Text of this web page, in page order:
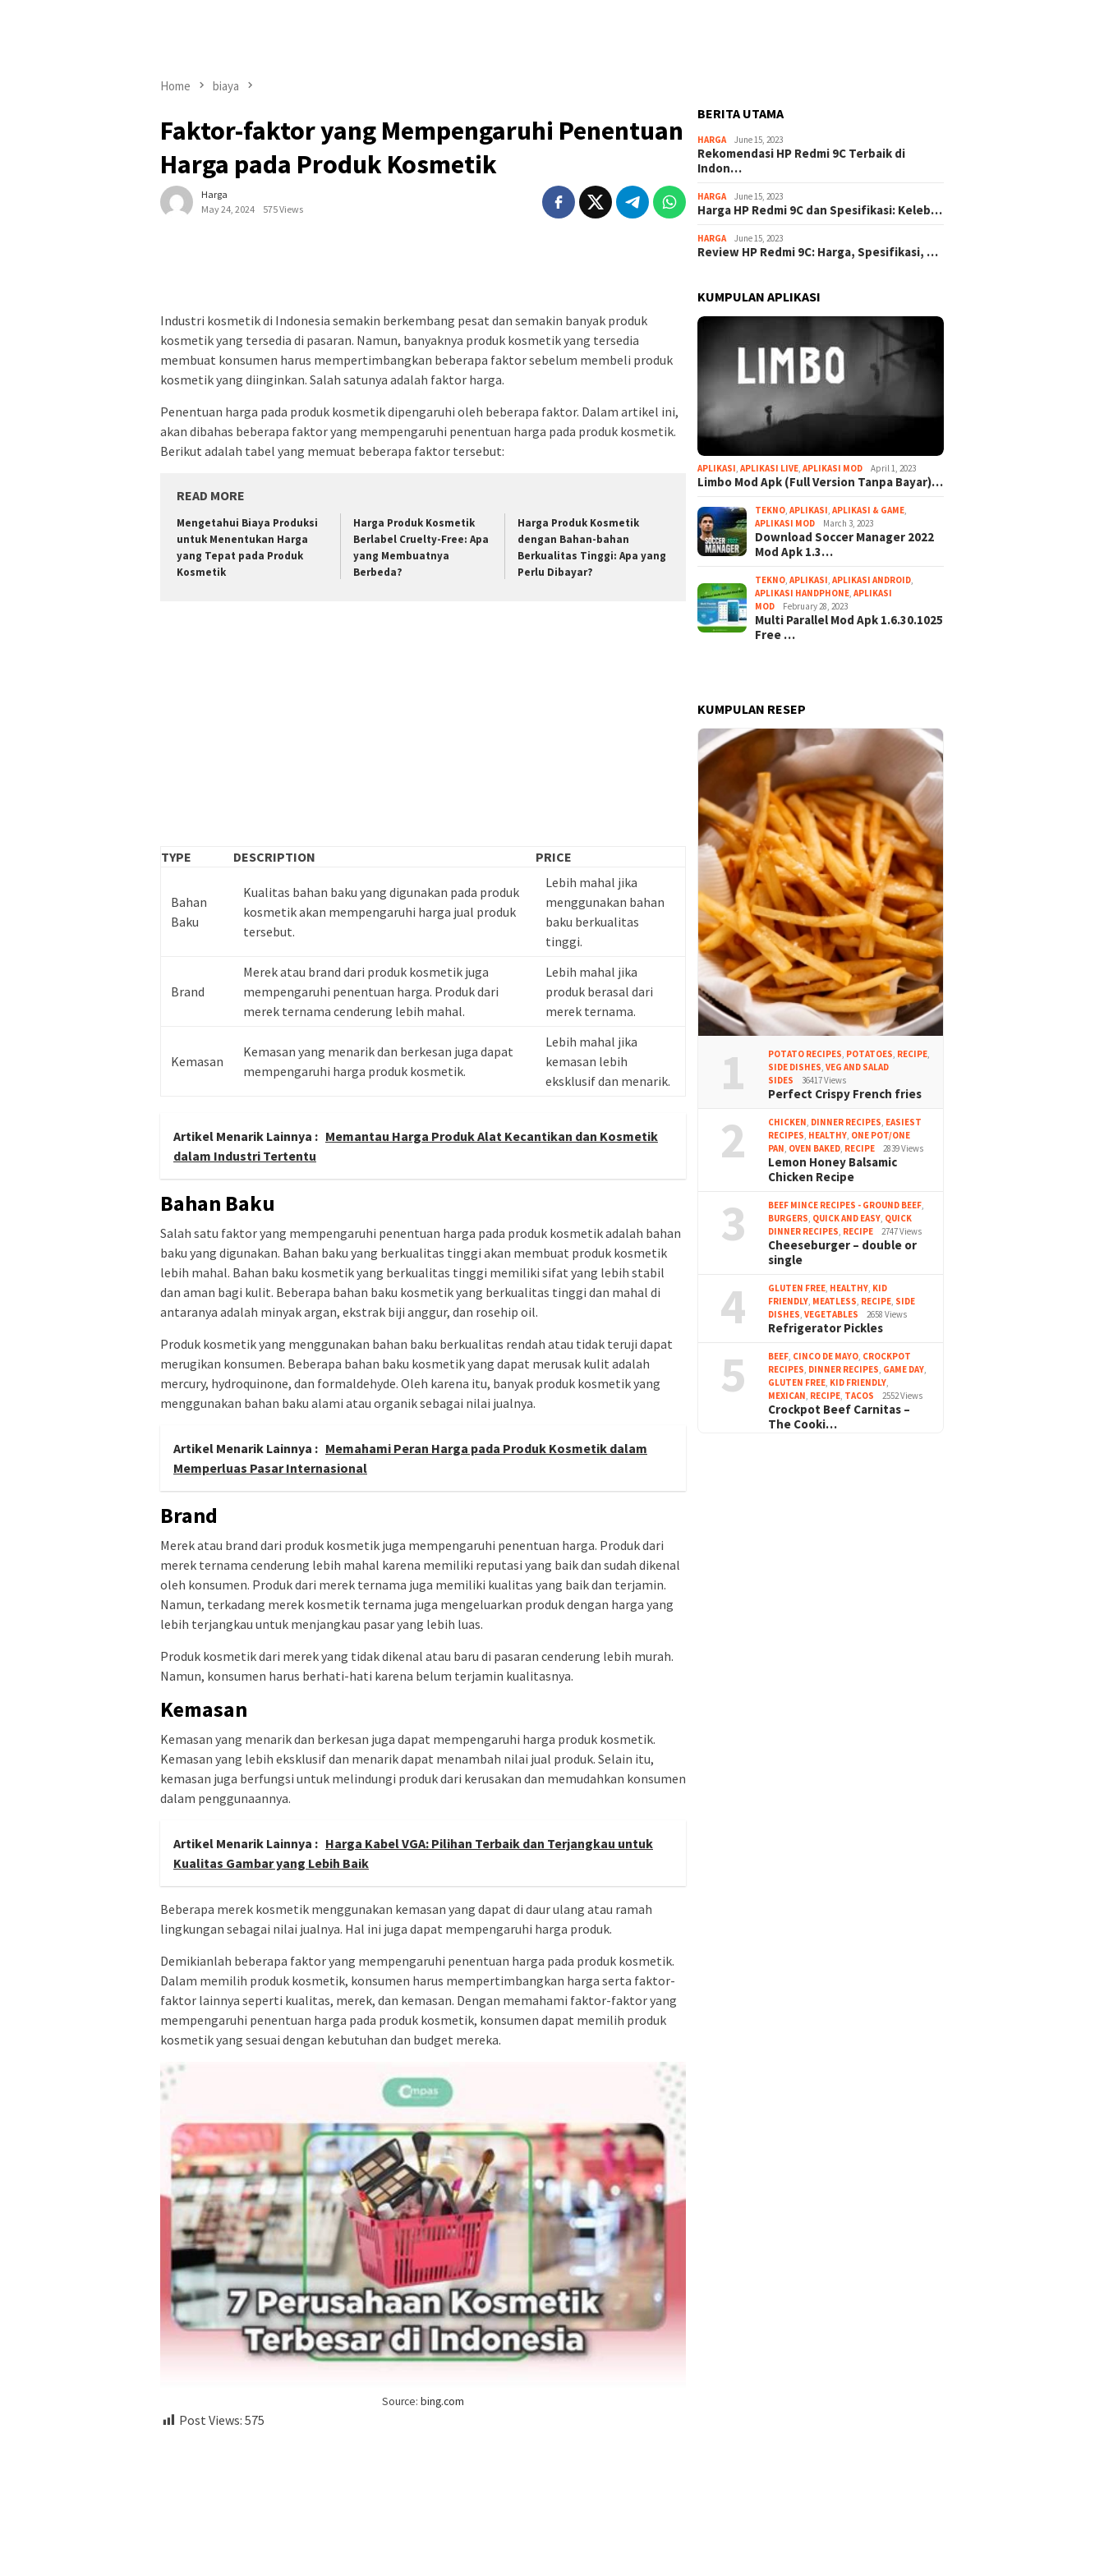
Home biaya
Faktor-faktor yang Mempengaruhi Penentuan
Harga pada Produk Kosmetik
Harga
May 24, 2024
575 Views
Industri kosmetik di Indonesia semakin berkembang pesat dan semakin banyak produk
kosmetik yang tersedia di pasaran. Namun, banyaknya produk kosmetik yang tersedia
membuat konsumen harus mempertimbangkan beberapa faktor sebelum membeli produk
kosmetik yang diinginkan. Salah satunya adalah faktor harga.
Penentuan harga pada produk kosmetik dipengaruhi oleh beberapa faktor. Dalam artikel ini,
akan dibahas beberapa faktor yang mempengaruhi penentuan harga pada produk kosmetik.
Berikut adalah tabel yang memuat beberapa faktor tersebut:
READ MORE
Mengetahui Biaya Produksi
untuk Menentukan Harga
yang Tepat pada Produk
Kosmetik
Harga Produk Kosmetik
Berlabel Cruelty-Free: Apa
yang Membuatnya
Berbeda?
Harga Produk Kosmetik
dengan Bahan-bahan
Berkualitas Tinggi: Apa yang
Perlu Dibayar?
TYPE DESCRIPTION PRICE
Bahan
Baku
Kualitas bahan baku yang digunakan pada produk
kosmetik akan mempengaruhi harga jual produk
tersebut.
Lebih mahal jika
menggunakan bahan
baku berkualitas
tinggi.
Brand
Merek atau brand dari produk kosmetik juga
mempengaruhi penentuan harga. Produk dari
merek ternama cenderung lebih mahal.
Lebih mahal jika
produk berasal dari
merek ternama.
Kemasan
Kemasan yang menarik dan berkesan juga dapat
mempengaruhi harga produk kosmetik.
Lebih mahal jika
kemasan lebih
eksklusif dan menarik.
Artikel Menarik Lainnya : Memantau Harga Produk Alat Kecantikan dan Kosmetik
dalam Industri Tertentu
Bahan Baku
Salah satu faktor yang mempengaruhi penentuan harga pada produk kosmetik adalah bahan
baku yang digunakan. Bahan baku yang berkualitas tinggi akan membuat produk kosmetik
lebih mahal. Bahan baku kosmetik yang berkualitas tinggi memiliki sifat yang lebih stabil
dan aman bagi kulit. Beberapa bahan baku kosmetik yang berkualitas tinggi dan mahal di
antaranya adalah minyak argan, ekstrak biji anggur, dan rosehip oil.
Produk kosmetik yang menggunakan bahan baku berkualitas rendah atau tidak teruji dapat
merugikan konsumen. Beberapa bahan baku kosmetik yang dapat merusak kulit adalah
mercury, hydroquinone, dan formaldehyde. Oleh karena itu, banyak produk kosmetik yang
menggunakan bahan baku alami atau organik sebagai nilai jualnya.
Artikel Menarik Lainnya : Memahami Peran Harga pada Produk Kosmetik dalam
Memperluas Pasar Internasional
Brand
Merek atau brand dari produk kosmetik juga mempengaruhi penentuan harga. Produk dari
merek ternama cenderung lebih mahal karena memiliki reputasi yang baik dan sudah dikenal
oleh konsumen. Produk dari merek ternama juga memiliki kualitas yang baik dan terjamin.
Namun, terkadang merek kosmetik ternama juga mengeluarkan produk dengan harga yang
lebih terjangkau untuk menjangkau pasar yang lebih luas.
Produk kosmetik dari merek yang tidak dikenal atau baru di pasaran cenderung lebih murah.
Namun, konsumen harus berhati-hati karena belum terjamin kualitasnya.
Kemasan
Kemasan yang menarik dan berkesan juga dapat mempengaruhi harga produk kosmetik.
Kemasan yang lebih eksklusif dan menarik dapat menambah nilai jual produk. Selain itu,
kemasan juga berfungsi untuk melindungi produk dari kerusakan dan memudahkan konsumen
dalam penggunaannya.
Artikel Menarik Lainnya : Harga Kabel VGA: Pilihan Terbaik dan Terjangkau untuk
Kualitas Gambar yang Lebih Baik
Beberapa merek kosmetik menggunakan kemasan yang dapat di daur ulang atau ramah
lingkungan sebagai nilai jualnya. Hal ini juga dapat mempengaruhi harga produk.
Demikianlah beberapa faktor yang mempengaruhi penentuan harga pada produk kosmetik.
Dalam memilih produk kosmetik, konsumen harus mempertimbangkan harga serta faktor-
faktor lainnya seperti kualitas, merek, dan kemasan. Dengan memahami faktor-faktor yang
mempengaruhi penentuan harga pada produk kosmetik, konsumen dapat memilih produk
kosmetik yang sesuai dengan kebutuhan dan budget mereka.
Source:bing.com
Post Views: 575
BERITA UTAMA
HARGA June 15, 2023
Rekomendasi HP Redmi 9C Terbaik di
Indon…
HARGA June 15, 2023
Harga HP Redmi 9C dan Spesifikasi: Keleb…
HARGA June 15, 2023
Review HP Redmi 9C: Harga, Spesifikasi, …
KUMPULAN APLIKASI
APLIKASI ,APLIKASI LIVE ,APLIKASI MOD April 1, 2023
Limbo Mod Apk (Full Version Tanpa Bayar)…
TEKNO ,APLIKASI ,APLIKASI & GAME
APLIKASI MOD
March 3, 2023
Download Soccer Manager 2022
Mod Apk 1.3…
TEKNO ,APLIKASI ,APLIKASI ANDROID
APLIKASI HANDPHONE ,APLIKASI
MOD
February 28, 2023
Multi Parallel Mod Apk 1.6.30.1025
Free …
KUMPULAN RESEP
1 POTATO RECIPES, POTATOES, RECIPE,
SIDE DISHES,VEG AND SALAD
SIDES
36417 Views
Perfect Crispy French fries
2 CHICKEN, DINNER RECIPES, EASIEST
RECIPES, HEALTHY, ONE POT/ONE
PAN, OVEN BAKED, RECIPE 2839 Views
Lemon Honey Balsamic
Chicken Recipe
3 BEEF MINCE RECIPES - GROUND BEEF,
BURGERS, QUICK AND EASY, QUICK
DINNER RECIPES, RECIPE 2747 Views
Cheeseburger – double or
single
4 GLUTEN FREE, HEALTHY, KID
FRIENDLY, MEATLESS, RECIPE, SIDE
DISHES,VEGETABLES 2658 Views
Refrigerator Pickles
5 BEEF, CINCO DE MAYO, CROCKPOT
RECIPES, DINNER RECIPES, GAME DAY,
GLUTEN FREE, KID FRIENDLY,
MEXICAN, RECIPE, TACOS 2552 Views
Crockpot Beef Carnitas –
The Cooki…